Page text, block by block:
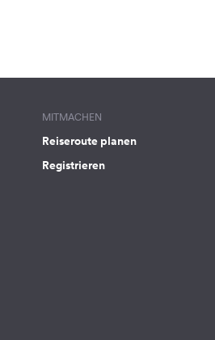
MITMACHEN
Reiseroute planen
Registrieren